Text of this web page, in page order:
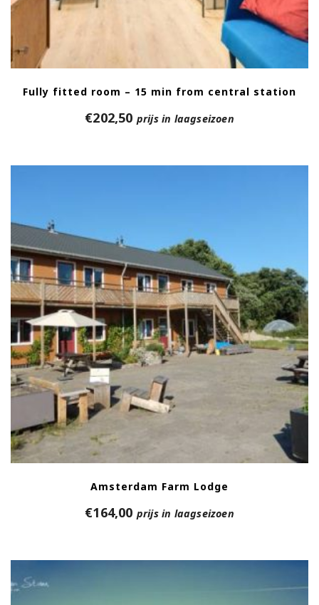
Fully fitted room – 15 min from central station
€202,50 prijs in laagseizoen
Amsterdam Farm Lodge
€164,00 prijs in laagseizoen